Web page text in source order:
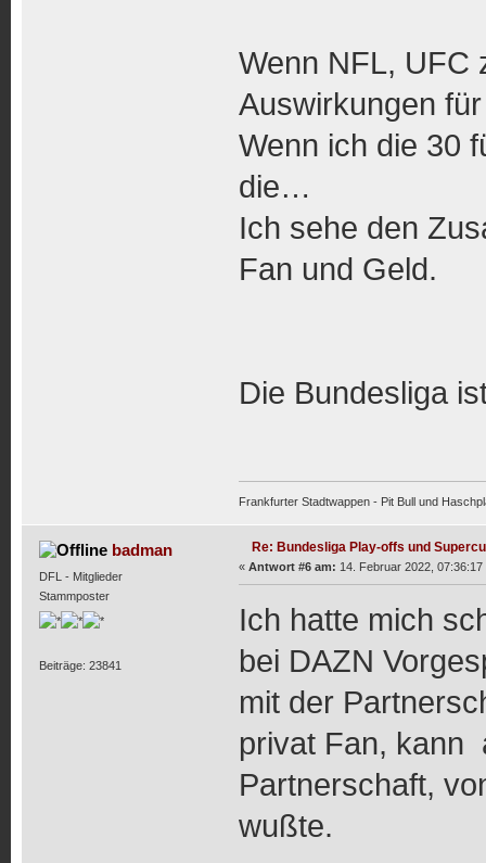
Wenn NFL, UFC
Auswirkungen
Wenn ich die 30
die…
Ich sehe den
Fan und Geld.
Die Bundesliga
Frankfurter Stadtwappen - Pit Bull und
badman
DFL - Mitglieder
Stammposter
Beiträge: 23841
Re: Bundesliga Play-offs und
« Antwort #6 am: 14. Februar 2022, 07:36:17
Ich hatte mich
bei DAZN
mit der
privat Fan, kann
Partnerschaft,
wußte.